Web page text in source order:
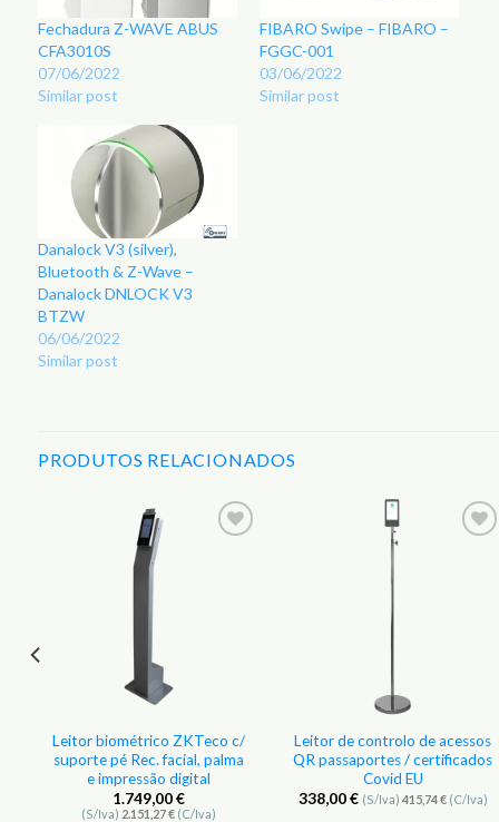
Fechadura Z-WAVE ABUS
CFA3010S
07/06/2022
Similar post
FIBARO Swipe – FIBARO –
FGGC-001
03/06/2022
Similar post
Danalock V3 (silver),
Bluetooth & Z-Wave –
Danalock DNLOCK V3
BTZW
06/06/2022
Similar post
PRODUTOS RELACIONADOS
Leitor biométrico ZKTeco c/
suporte pé Rec. facial, palma
e impressão digital
1.749,00€
(S/Iva) 2.151,27€ (C/Iva)
Leitor de controlo de acessos
QR passaportes / certificados
Covid EU
338,00€ (S/Iva) 415,74€(C/Iva)